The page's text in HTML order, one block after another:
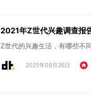
​2021年Z世代兴趣调查报
Z世代的兴趣生活，有哪些不
2021年09月26日